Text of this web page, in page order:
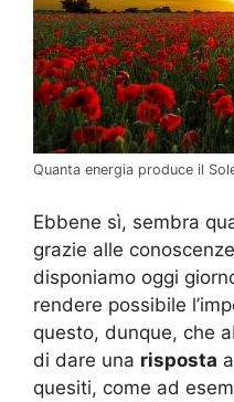
Quanta energia produce il
Ebbene sì, sembra
grazie alle
disponiamo oggi
rendere possibile
questo, dunque, che
di dare una risposta
quesiti, come ad